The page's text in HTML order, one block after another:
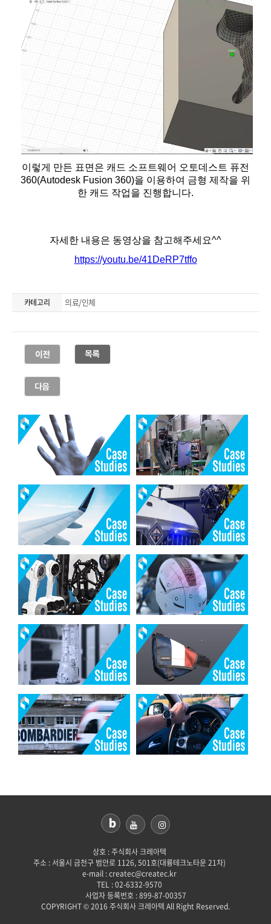
카테고리 의료/인체
상호 : 주식회사 크레아텍
주소 : 서울시 금천구 범안로 1126, 501호(대륭테크노타운 21차)
e-mail : createc@createc.kr
TEL : 02-6332-9570
사업자 등록번호 : 899-87-00357
COPYRIGHT © 2016 주식회사 크레아텍 All Right Reserved.